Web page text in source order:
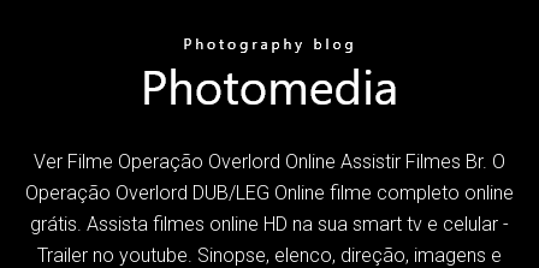
Ver Filme Operação Overlord Online Assistir Filmes Br. O
Operação Overlord DUB/LEG Online filme completo online
grátis. Assista filmes online HD na sua smart tv e celular -
Trailer no youtube. Sinopse, elenco, direção, imagens e